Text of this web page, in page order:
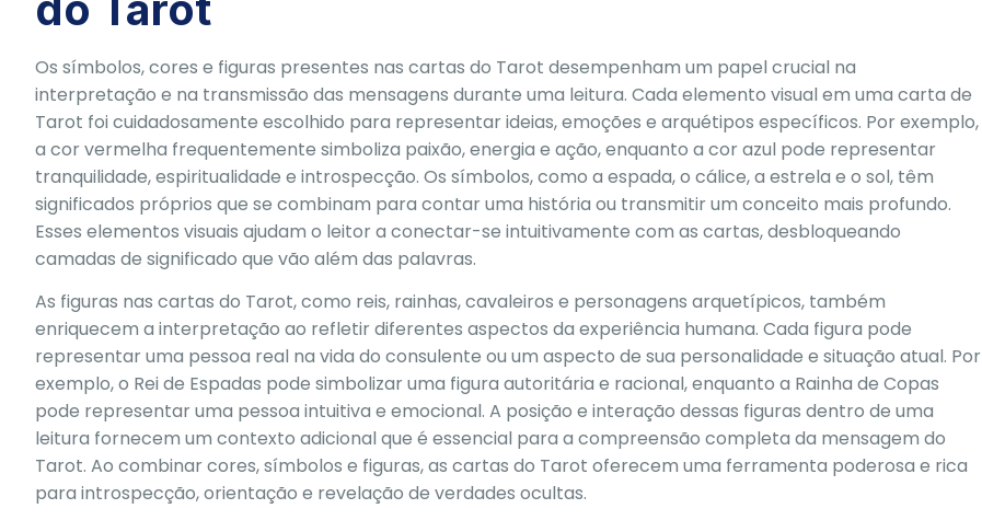
Os símbolos, cores e figuras presentes nas cartas do Tarot desempenham um papel crucial na
interpretação e na transmissão das mensagens durante uma leitura. Cada elemento visual em uma carta de
Tarot foi cuidadosamente escolhido para representar ideias, emoções e arquétipos específicos. Por exemplo,
a cor vermelha frequentemente simboliza paixão, energia e ação, enquanto a cor azul pode representar
tranquilidade, espiritualidade e introspecção. Os símbolos, como a espada, o cálice, a estrela e o sol, têm
significados próprios que se combinam para contar uma história ou transmitir um conceito mais profundo.
Esses elementos visuais ajudam o leitor a conectar-se intuitivamente com as cartas, desbloqueando
camadas de significado que vão além das palavras.
As figuras nas cartas do Tarot, como reis, rainhas, cavaleiros e personagens arquetípicos, também
enriquecem a interpretação ao refletir diferentes aspectos da experiência humana. Cada figura pode
representar uma pessoa real na vida do consulente ou um aspecto de sua personalidade e situação atual. Por
exemplo, o Rei de Espadas pode simbolizar uma figura autoritária e racional, enquanto a Rainha de Copas
pode representar uma pessoa intuitiva e emocional. A posição e interação dessas figuras dentro de uma
leitura fornecem um contexto adicional que é essencial para a compreensão completa da mensagem do
Tarot. Ao combinar cores, símbolos e figuras, as cartas do Tarot oferecem uma ferramenta poderosa e rica
para introspecção, orientação e revelação de verdades ocultas.